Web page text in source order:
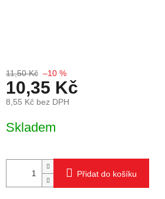
11,50 Kč –10 %
10,35 Kč
8,55 Kč bez DPH
Skladem
Přidat do košíku